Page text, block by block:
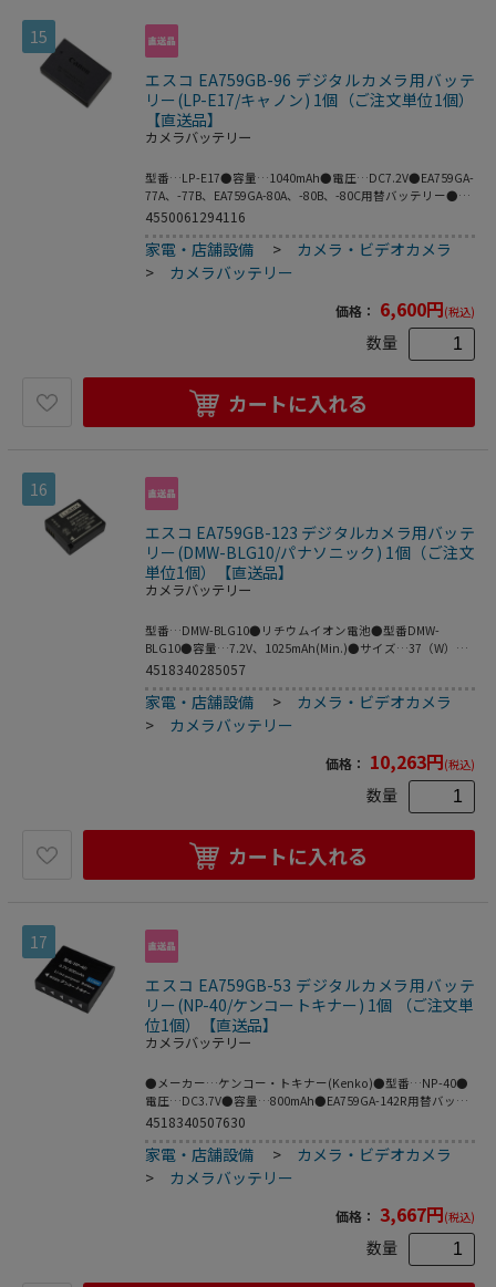
15
エスコ EA759GB-96 デジタルカメラ用バッテ
リー(LP-E17/キャノン) 1個（ご注文単位1個）
【直送品】
カメラバッテリー
型番…LP-E17●容量…1040mAh●電圧…DC7.2V●EA759GA-
77A、-77B、EA759GA-80A、-80B、-80C用替バッテリー●梱
包サイズ:73×125×30●梱包重量76g
4550061294116
家電・店舗設備 > カメラ・ビデオカメラ
> カメラバッテリー
価格： 6,600円(税込)
数量
カートに入れる
16
エスコ EA759GB-123 デジタルカメラ用バッテ
リー(DMW-BLG10/パナソニック) 1個（ご注文
単位1個）【直送品】
カメラバッテリー
型番…DMW-BLG10●リチウムイオン電池●型番DMW-
BLG10●容量…7.2V、1025mAh(Min.)●サイズ…37（W）
×14.2（H）×42（D）mm●重量…約40g●梱包サイ
ズ:37×42×14●梱包重量40g
4518340285057
家電・店舗設備 > カメラ・ビデオカメラ
> カメラバッテリー
価格： 10,263円(税込)
数量
カートに入れる
17
エスコ EA759GB-53 デジタルカメラ用バッテ
リー(NP-40/ケンコートキナー) 1個 （ご注文単
位1個）【直送品】
カメラバッテリー
●メーカー…ケンコー・トキナー(Kenko)●型番…NP-40●
電圧…DC3.7V●容量…800mAh●EA759GA-142R用替バッテ
リー
4518340507630
家電・店舗設備 > カメラ・ビデオカメラ
> カメラバッテリー
価格： 3,667円(税込)
数量